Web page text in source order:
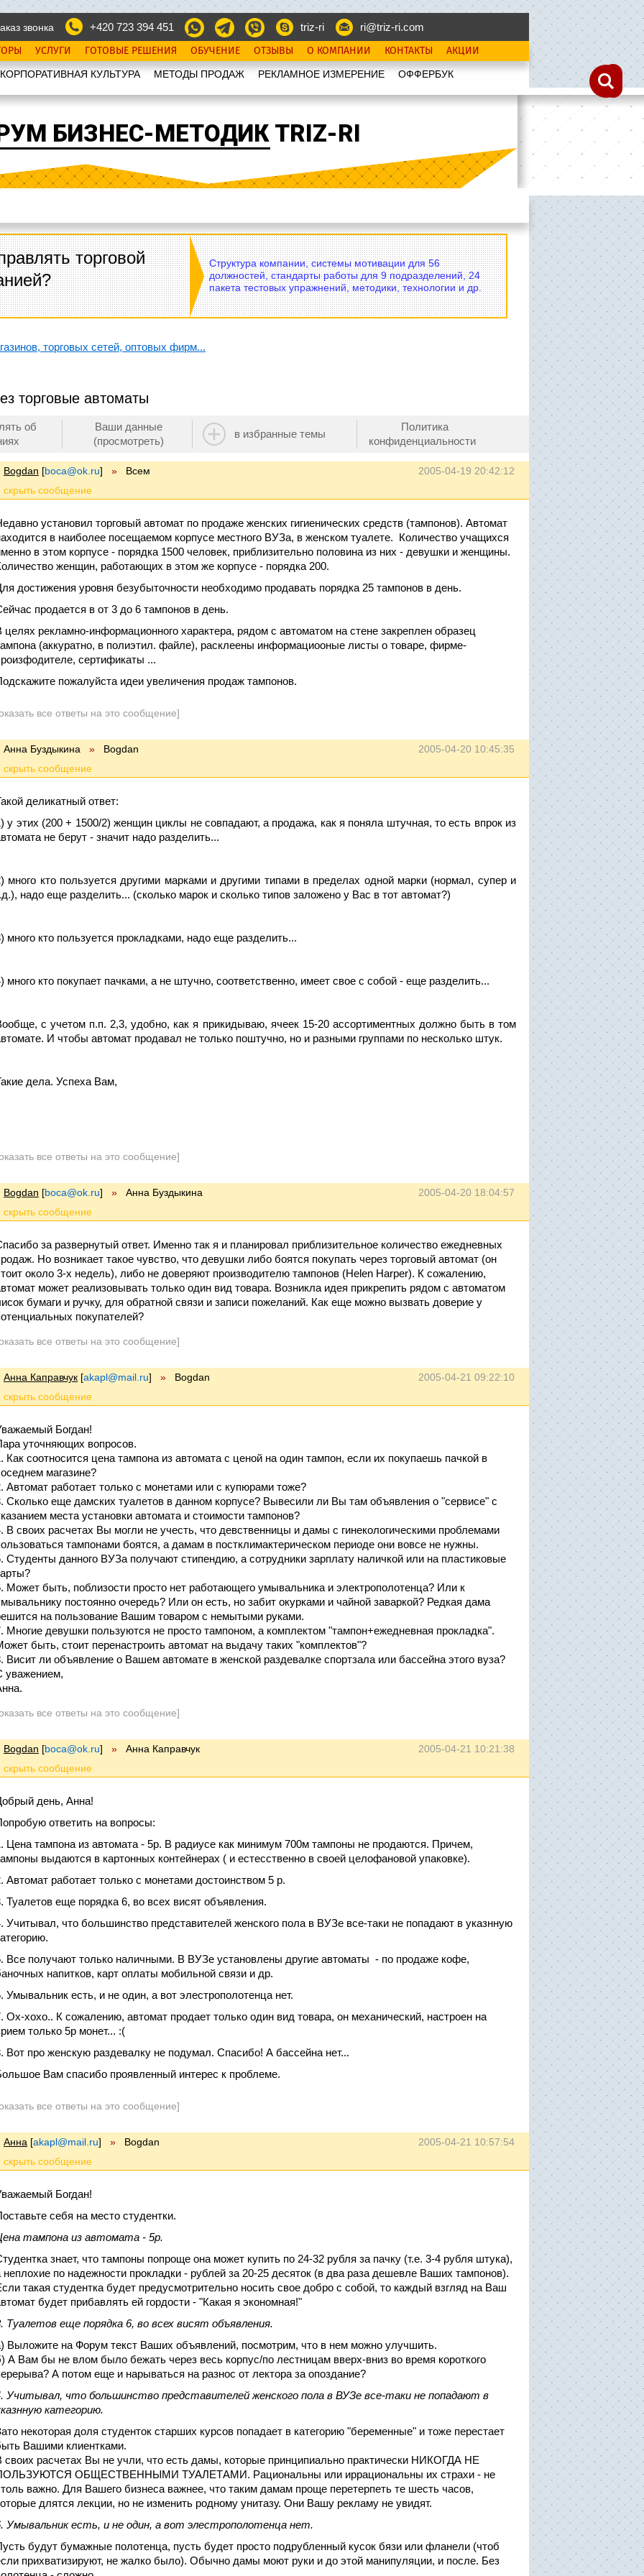
звонка +420 723 394 451 triz-ri ri@triz-ri.com
УСЛУГИ ГОТОВЫЕ РЕШЕНИЯ ОБУЧЕНИЕ ОТЗЫВЫ О КОМПАНИИ КОНТАКТЫ АКЦИИ
КОРПОРАТИВНАЯ КУЛЬТУРА МЕТОДЫ ПРОДАЖ РЕКЛАМНОЕ ИЗМЕРЕНИЕ OФФЕРБУК
БИЗНЕС-МЕТОДИК TRIZ-RI
торговой
Структура компании, системы мотивации для 56
должностей, стандарты работы для 9 подразделений, 24
пакета тестовых упражнений, методики, технологии и др.
торговых сетей, оптовых фирм...
торговые автоматы
об
Ваши данные
(просмотреть)
в избранные темы
Политика
конфиденциальности
2005-04-19 20:42:12
Bogdan [boca@ok.ru] » Всем
установил торговый автомат по продаже женских гигиенических средств (тампонов). Автомат
в наиболее посещаемом корпусе местного ВУЗа, в женском туалете. Количество учащихся
в этом корпусе - порядка 1500 человек, приблизительно половина из них - девушки и женщины.
женщин, работающих в этом же корпусе - порядка 200.
достижения уровня безубыточности необходимо продавать порядка 25 тампонов в день.
продается в от 3 до 6 тампонов в день.
целях рекламно-информационного характера, рядом с автоматом на стене закреплен образец
(аккуратно, в полиэтил. файле), расклеены информациооные листы о товаре, фирме-
сертификаты ...
пожалуйста идеи увеличения продаж тампонов.
все ответы на это сообщение]
2005-04-20 10:45:35
Анна Буздыкина » Bogdan
деликатный ответ:
у этих (200 + 1500/2) женщин циклы не совпадают, а продажа, как я поняла штучная, то есть впрок из
не берут - значит надо разделить...
много кто пользуется другими марками и другими типами в пределах одной марки (нормал, супер и
надо еще разделить... (сколько марок и сколько типов заложено у Вас в тот автомат?)
много кто пользуется прокладками, надо еще разделить...
много кто покупает пачками, а не штучно, соответственно, имеет свое с собой - еще разделить...
с учетом п.п. 2,3, удобно, как я прикидываю, ячеек 15-20 ассортиментных должно быть в том
И чтобы автомат продавал не только поштучно, но и разными группами по несколько штук.
дела. Успеха Вам,
все ответы на это сообщение]
2005-04-20 18:04:57
Bogdan [boca@ok.ru] » Анна Буздыкина
за развернутый ответ. Именно так я и планировал приблизительное количество ежедневных
Но возникает такое чувство, что девушки либо боятся покупать через торговый автомат (он
около 3-х недель), либо не доверяют производителю тампонов (Helen Harper). К сожалению,
может реализовывать только один вид товара. Возникла идея прикрепить рядом с автоматом
бумаги и ручку, для обратной связи и записи пожеланий. Как еще можно вызвать доверие у
покупателей?
все ответы на это сообщение]
2005-04-21 09:22:10
Анна Каправчук [akapl@mail.ru] » Bogdan
Богдан!
уточняющих вопросов.
Как соотносится цена тампона из автомата с ценой на один тампон, если их покупаешь пачкой в
магазине?
Автомат работает только с монетами или с купюрами тоже?
Сколько еще дамских туалетов в данном корпусе? Вывесили ли Вы там объявления о "сервисе" с
места установки автомата и стоимости тампонов?
В своих расчетах Вы могли не учесть, что девственницы и дамы с гинекологическими проблемами
тампонами боятся, а дамам в постклимактерическом периоде они вовсе не нужны.
Студенты данного ВУЗа получают стипендию, а сотрудники зарплату наличкой или на пластиковые
Может быть, поблизости просто нет работающего умывальника и электрополотенца? Или к
постоянно очередь? Или он есть, но забит окурками и чайной заваркой? Редкая дама
на пользование Вашим товаром с немытыми руками.
Многие девушки пользуются не просто тампоном, а комплектом "тампон+ежедневная прокладка".
быть, стоит перенастроить автомат на выдачу таких "комплектов"?
Висит ли объявление о Вашем автомате в женской раздевалке спортзала или бассейна этого вуза?
уважением,
все ответы на это сообщение]
2005-04-21 10:21:38
Bogdan [boca@ok.ru] » Анна Каправчук
день, Анна!
ответить на вопросы:
Цена тампона из автомата - 5р. В радиусе как минимум 700м тампоны не продаются. Причем,
выдаются в картонных контейнерах ( и естесственно в своей целофановой упаковке).
Автомат работает только с монетами достоинством 5 р.
Туалетов еще порядка 6, во всех висят объявления.
Учитывал, что большинство представителей женского пола в ВУЗе все-таки не попадают в указнную
Все получают только наличными. В ВУЗе установлены другие автоматы - по продаже кофе,
напитков, карт оплаты мобильной связи и др.
Умывальник есть, и не один, а вот элестрополотенца нет.
Ох-хохо.. К сожалению, автомат продает только один вид товара, он механический, настроен на
только 5р монет... :(
Вот про женскую раздевалку не подумал. Спасибо! А бассейна нет...
Вам спасибо проявленный интерес к проблеме.
все ответы на это сообщение]
2005-04-21 10:57:54
Анна [akapl@mail.ru] » Bogdan
Богдан!
себя на место студентки.
тампона из автомата - 5р.
знает, что тампоны попроще она может купить по 24-32 рубля за пачку (т.е. 3-4 рубля штука),
неплохие по надежности прокладки - рублей за 20-25 десяток (в два раза дешевле Ваших тампонов).
такая студентка будет предусмотрительно носить свое добро с собой, то каждый взгляд на Ваш
будет прибавлять ей гордости - "Какая я экономная!"
Туалетов еще порядка 6, во всех висят объявления.
Выложите на Форум текст Ваших объявлений, посмотрим, что в нем можно улучшить.
А Вам бы не влом было бежать через весь корпус/по лестницам вверх-вниз во время короткого
А потом еще и нарываться на разнос от лектора за опоздание?
Учитывал, что большинство представителей женского пола в ВУЗе все-таки не попадают в
категорию.
некоторая доля студенток старших курсов попадает в категорию "беременные" и тоже перестает
Вашими клиентками.
своих расчетах Вы не учли, что есть дамы, которые принципиально практически НИКОГДА НЕ
ОБЩЕСТВЕННЫМИ ТУАЛЕТАМИ. Рациональны или иррациональны их страхи - не
важно. Для Вашего бизнеса важнее, что таким дамам проще перетерпеть те шесть часов,
длятся лекции, но не изменить родному унитазу. Они Вашу рекламу не увидят.
Умывальник есть, и не один, а вот элестрополотенца нет.
будут бумажные полотенца, пусть будет просто подрубленный кусок бязи или фланели (чтоб
прихватизируют, не жалко было). Обычно дамы моют руки и до этой манипуляции, и после. Без